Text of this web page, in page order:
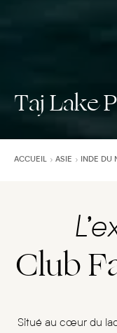
Taj Lake
ACCUEIL ASIE INDE DU
Club
Situé au cœur du lac